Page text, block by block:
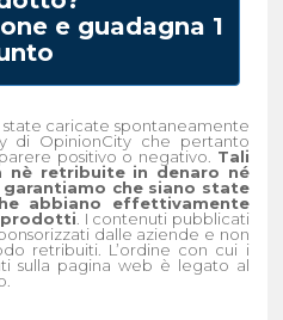
e guadagna 1
caricate spontaneamente
di OpinionCity che pertanto
positivo o negativo. Tali
nè retribuite in denaro né
che siano state
abbiano effettivamente
. I contenuti pubblicati
dalle aziende e non
retribuiti. L’ordine con cui i
sulla pagina web è legato al